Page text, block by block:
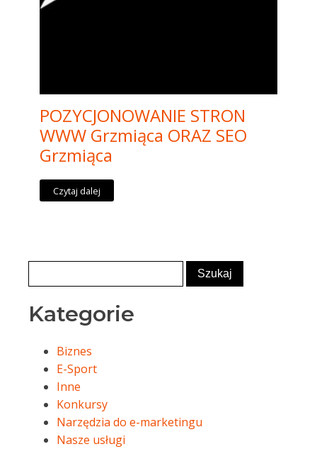
POZYCJONOWANIE STRON
WWW Grzmiąca ORAZ SEO
Grzmiąca
Czytaj dalej
Kategorie
Biznes
E-Sport
Inne
Konkursy
Narzędzia do e-marketingu
Nasze usługi